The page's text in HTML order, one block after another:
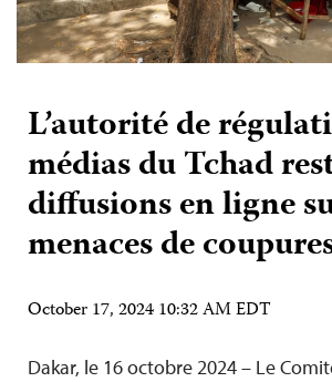
L’autorité de
médias du Tchad
diffusions en ligne
menaces de
October 17, 2024 10:32 AM EDT
Dakar, le 16 octobre 2024 – Le